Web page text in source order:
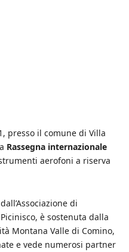
presso il comune di Villa
Rassegna internazionale
aerofoni a riserva
di
è sostenuta dalla
Montana Valle di Comino,
e vede numerosi partner